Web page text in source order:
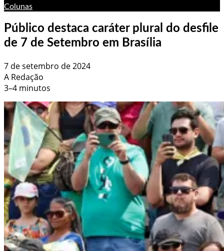
Colunas
Público destaca caráter plural do desfile
de 7 de Setembro em Brasília
7 de setembro de 2024
A Redação
3–4 minutos